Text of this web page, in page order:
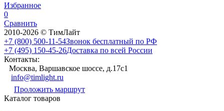
Избранное
0
Сравнить
2010-2026 © ТимЛайт
+7 (800) 500-11-54Звонок бесплатный по РФ
+7 (495) 150-45-26Доставка по всей России
Контакты:
Москва, Варшавское шоссе, д.17c1
info@timlight.ru
Проложить маршрут
Каталог товаров